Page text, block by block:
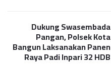
Dukung Swasembada
Pangan, Polsek Kota
Bangun Laksanakan Panen
Raya Padi Inpari 32 HDB